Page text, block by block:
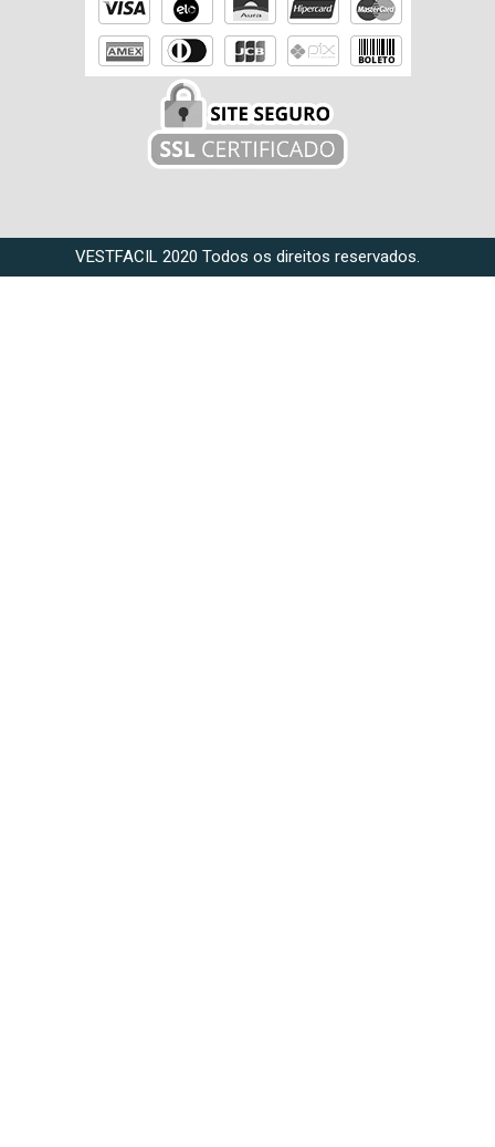
VESTFACIL 2020 Todos os direitos reservados.